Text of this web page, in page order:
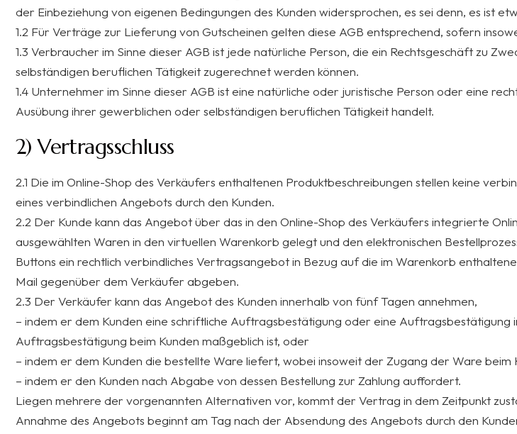
der Einbeziehung von eigenen Bedingungen des Kunden widersprochen, es sei denn, es ist
1.2 Für Verträge zur Lieferung von Gutscheinen gelten diese AGB entsprechend, sofern
1.3 Verbraucher im Sinne dieser AGB ist jede natürliche Person, die ein Rechtsgeschäft zu
selbständigen beruflichen Tätigkeit zugerechnet werden können.
1.4 Unternehmer im Sinne dieser AGB ist eine natürliche oder juristische Person oder eine
Ausübung ihrer gewerblichen oder selbständigen beruflichen Tätigkeit handelt.
2) Vertragsschluss
2.1 Die im Online-Shop des Verkäufers enthaltenen Produktbeschreibungen stellen keine
eines verbindlichen Angebots durch den Kunden.
2.2 Der Kunde kann das Angebot über das in den Online-Shop des Verkäufers integrierte
ausgewählten Waren in den virtuellen Warenkorb gelegt und den elektronischen
Buttons ein rechtlich verbindliches Vertragsangebot in Bezug auf die im Warenkorb
Mail gegenüber dem Verkäufer abgeben.
2.3 Der Verkäufer kann das Angebot des Kunden innerhalb von fünf Tagen annehmen,
– indem er dem Kunden eine schriftliche Auftragsbestätigung oder eine
Auftragsbestätigung beim Kunden maßgeblich ist, oder
– indem er dem Kunden die bestellte Ware liefert, wobei insoweit der Zugang der Ware beim
– indem er den Kunden nach Abgabe von dessen Bestellung zur Zahlung auffordert.
Liegen mehrere der vorgenannten Alternativen vor, kommt der Vertrag in dem Zeitpunkt
Annahme des Angebots beginnt am Tag nach der Absendung des Angebots durch den